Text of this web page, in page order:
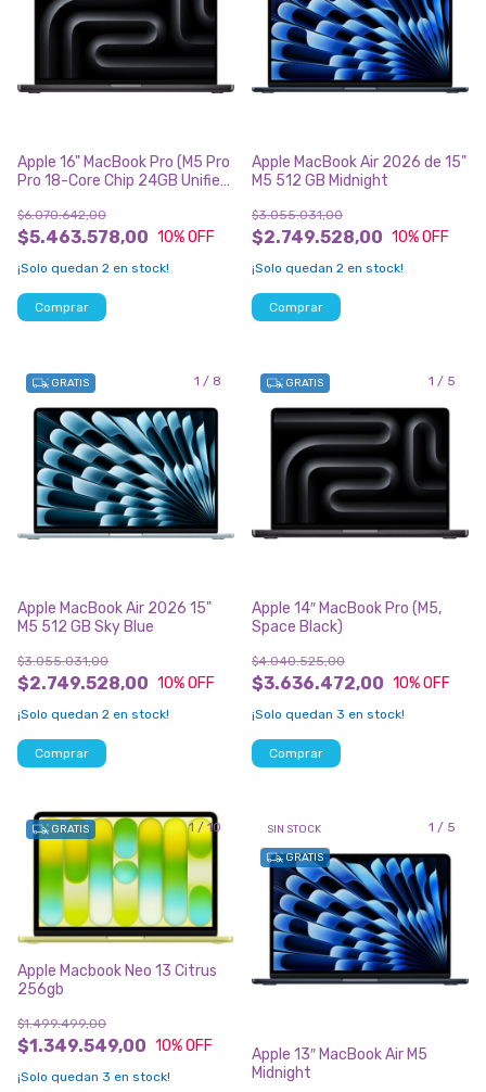
Apple 16" MacBook Pro (M5 Pro
Pro 18-Core Chip 24GB Unified
$5.463.578,00
$6.070.642,00
10% OFF
¡Solo quedan 2 en stock!
Apple MacBook Air 2026 de 15"
M5 512 GB Midnight
$2.749.528,00
$3.055.031,00
10% OFF
¡Solo quedan 2 en stock!
1 / 8
GRATIS
Apple MacBook Air 2026 15"
M5 512 GB Sky Blue
$2.749.528,00
$3.055.031,00
10% OFF
¡Solo quedan 2 en stock!
1 / 5
GRATIS
Apple 14″ MacBook Pro (M5,
Space Black)
$3.636.472,00
$4.040.525,00
10% OFF
¡Solo quedan 3 en stock!
1/10
GRATIS
Apple Macbook Neo 13 Citrus
256gb
$1.349.549,00
$1.499.499,00
10% OFF
¡Solo quedan 3 en stock!
1 / 5
SIN STOCK
GRATIS
Apple 13″ MacBook Air M5
Midnight